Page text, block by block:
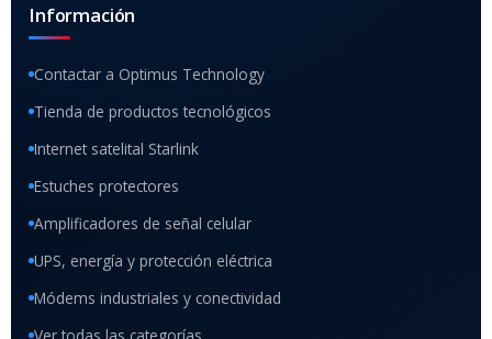
Información
Contactar a Optimus Technology
Tienda de productos tecnológicos
Internet satelital Starlink
Estuches protectores
Amplificadores de señal celular
UPS, energía y protección eléctrica
Módems industriales y conectividad
Ver todas las categorías